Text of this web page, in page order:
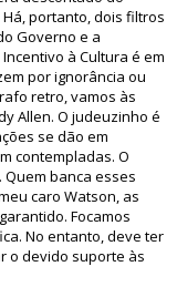
portanto, dois filtros
Governo e a
à Cultura é em
por ignorância ou
retro, vamos às
Allen. O judeuzinho é
se dão em
contempladas. O
banca esses
caro Watson, as
Focamos
No entanto, deve ter
o devido suporte às